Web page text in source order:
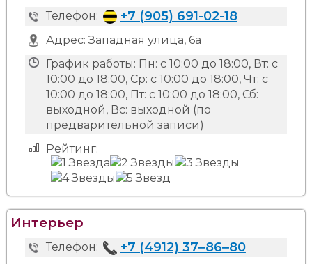
Телефон: +7 (905) 691-02-18
Адрес: Западная улица, 6а
График работы: Пн: с 10:00 до 18:00, Вт: с
10:00 до 18:00, Ср: с 10:00 до 18:00, Чт: с
10:00 до 18:00, Пт: с 10:00 до 18:00, Сб:
выходной, Вс: выходной (по
предварительной записи)
Рейтинг:
Интерьер
Телефон: +7 (4912) 37‒86‒80